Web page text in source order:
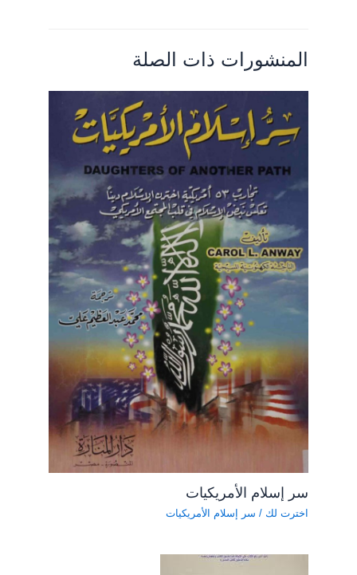
المنشورات ذات الصلة
سر إسلام الأمريكيات
اخترت لك / سر إسلام الأمريكيات